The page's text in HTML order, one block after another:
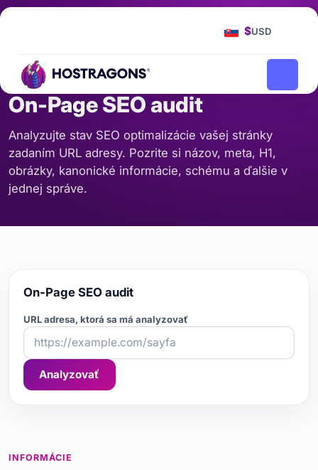
$USD
On-Page SEO audit
Analyzujte stav SEO optimalizácie vašej stránky
zadaním URL adresy. Pozrite si názov, meta, H1,
obrázky, kanonické informácie, schému a ďalšie v
jednej správe.
On-Page SEO audit
URL adresa, ktorá sa má analyzovať
Analyzovať
INFORMÁCIE